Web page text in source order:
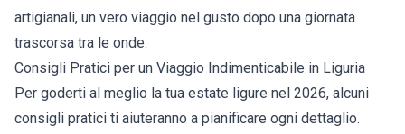
artigianali, un vero viaggio nel gusto dopo una giornata
trascorsa tra le onde.
Consigli Pratici per un Viaggio Indimenticabile in Liguria
Per goderti al meglio la tua estate ligure nel 2026, alcuni
consigli pratici ti aiuteranno a pianificare ogni dettaglio.